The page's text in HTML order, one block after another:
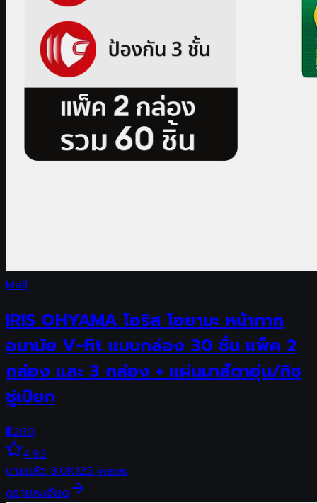
Mall
IRIS OHYAMA ไอริส โอยามะ หน้ากาก
อนามัย V-fit แบบกล่อง 30 ชิ้น แพ็ค 2
กล่อง และ 3 กล่อง + แผ่นมาส์ตาอุ่น/ทิช
ชู่เปียก
฿280
4.93
ขายแล้ว8.0K125views
ดูรายละเอียด